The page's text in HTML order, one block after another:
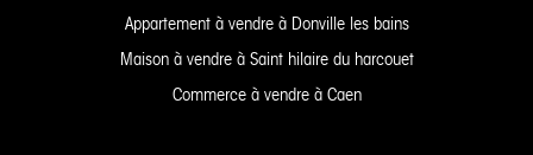
Appartement à vendre à Donville les bains
Maison à vendre à Saint hilaire du harcouet
Commerce à vendre à Caen